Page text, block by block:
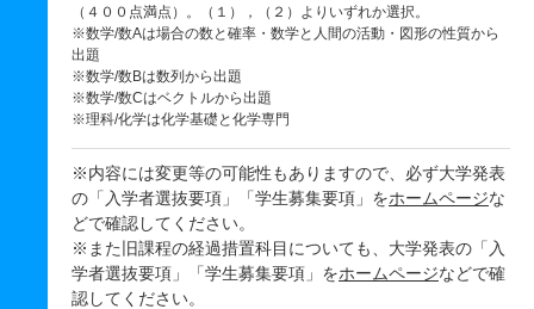
（４００点満点）。（１），（２）よりいずれか選択。
※数学/数Aは場合の数と確率・数学と人間の活動・図形の性質から
出題
※数学/数Bは数列から出題
※数学/数Cはベクトルから出題
※理科/化学は化学基礎と化学専門
※内容には変更等の可能性もありますので、必ず大学発表
の「入学者選抜要項」「学生募集要項」をホームページな
どで確認してください。
※また旧課程の経過措置科目についても、大学発表の「入
学者選抜要項」「学生募集要項」をホームページなどで確
認してください。